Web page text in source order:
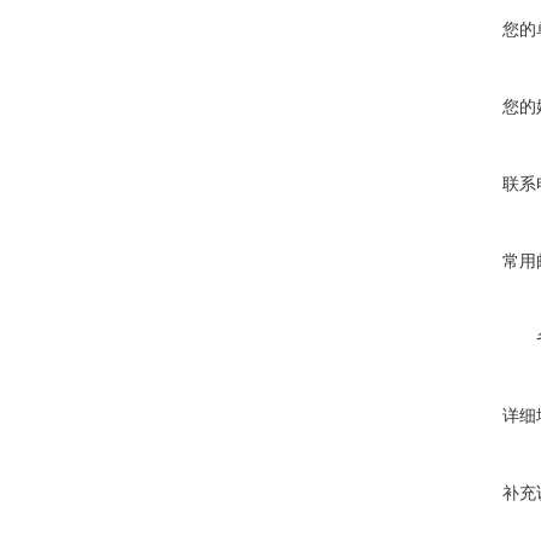
您的
您的
联系
常用
详细
补充